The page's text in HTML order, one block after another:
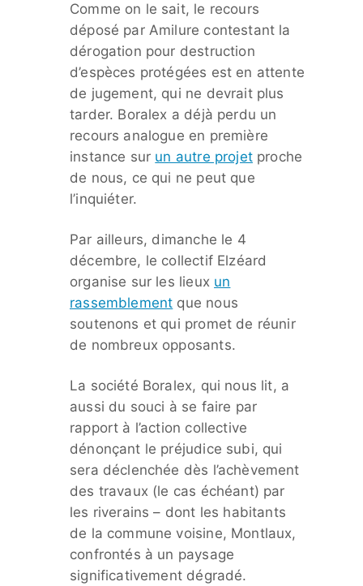
Comme on le sait, le recours
déposé par Amilure contestant la
dérogation pour destruction
d’espèces protégées est en attente
de jugement, qui ne devrait plus
tarder. Boralex a déjà perdu un
recours analogue en première
instance sur un autre projetproche
de nous, ce qui ne peut que
l’inquiéter.
Par ailleurs, dimanche le 4
décembre, le collectif Elzéard
organise sur les lieux un
rassemblement que nous
soutenons et qui promet de réunir
de nombreux opposants.
La société Boralex, qui nous lit, a
aussi du souci à se faire par
rapport à l’action collective
dénonçant le préjudice subi, qui
sera déclenchée dès l’achèvement
des travaux (le cas échéant) par
les riverains – dont les habitants
de la commune voisine, Montlaux,
confrontés à un paysage
significativement dégradé.